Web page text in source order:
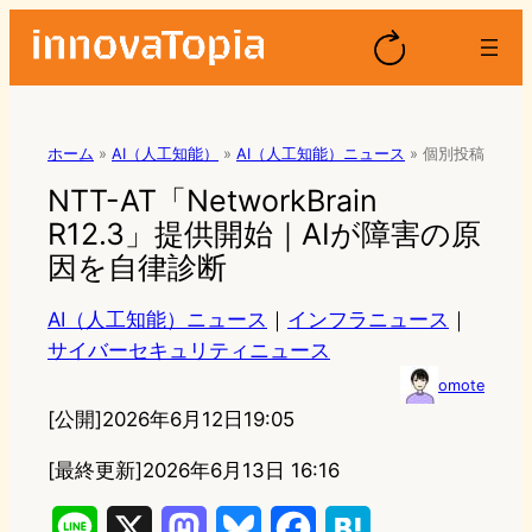
ホーム » AI（人工知能） » AI（人工知能）ニュース » 個別投稿
NTT-AT「NetworkBrain
R12.3」提供開始｜AIが障害の原
因を自律診断
AI（人工知能）ニュース ｜ インフラニュース ｜
サイバーセキュリティニュース
omote
[公開]2026年6月12日19:05
[最終更新]2026年6月13日 16:16